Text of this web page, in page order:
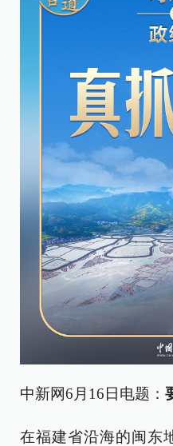
中新网6月16日电题：
在福建省沿海的闽东